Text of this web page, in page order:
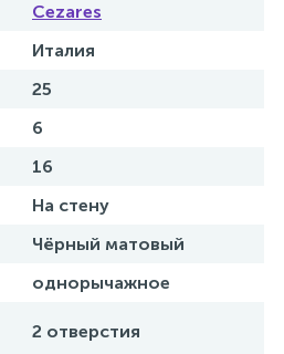
Cezares
Италия
25
6
16
На стену
Чёрный матовый
однорычажное
2 отверстия